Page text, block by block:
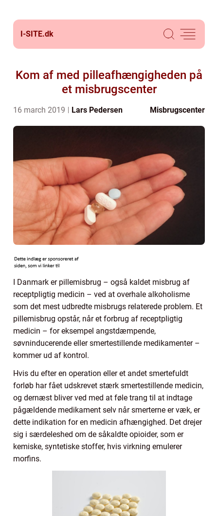
I-SITE.dk
Kom af med pilleafhængigheden på
et misbrugscenter
16 march 2019 Lars Pedersen Misbrugscenter
I Danmark er pillemisbrug – også kaldet misbrug af
receptpligtig medicin – ved at overhale alkoholisme
som det mest udbredte misbrugs relaterede problem. Et
pillemisbrug opstår, når et forbrug af receptpligtig
medicin – for eksempel angstdæmpende,
søvninducerende eller smertestillende medikamenter –
kommer ud af kontrol.
Hvis du efter en operation eller et andet smertefuldt
forløb har fået udskrevet stærk smertestillende medicin,
og dernæst bliver ved med at føle trang til at indtage
pågældende medikament selv når smerterne er væk, er
dette indikation for en medicin afhængighed. Det drejer
sig i særdeleshed om de såkaldte opioider, som er
kemiske, syntetiske stoffer, hvis virkning emulerer
morfins.